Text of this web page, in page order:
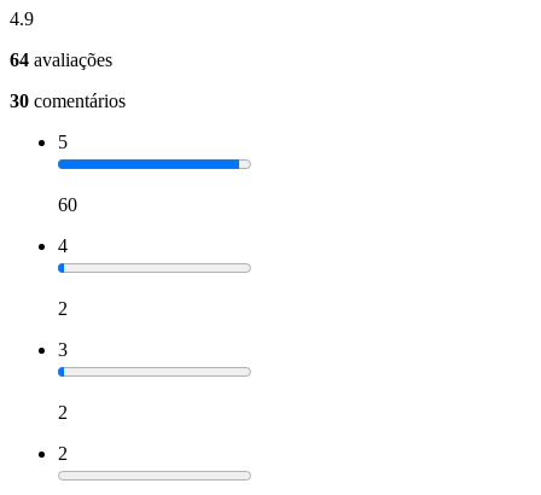
4.9
64 avaliações
30 comentários
5
60
4
2
3
2
2